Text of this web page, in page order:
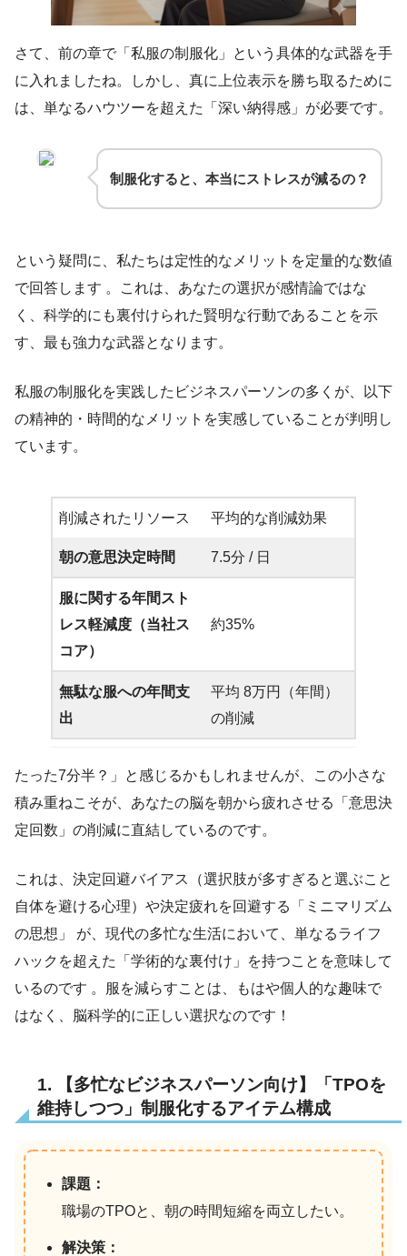
さて、前の章で「私服の制服化」という具体的な武器を手
に入れましたね。しかし、真に上位表示を勝ち取るために
は、単なるハウツーを超えた「深い納得感」が必要です。
制服化すると、本当にストレスが減るの？
という疑問に、私たちは定性的なメリットを定量的な数値
で回答します 。これは、あなたの選択が感情論ではな
く、科学的にも裏付けられた賢明な行動であることを示
す、最も強力な武器となります。
私服の制服化を実践したビジネスパーソンの多くが、以下
の精神的・時間的なメリットを実感していることが判明し
ています。
削減されたリソース 平均的な削減効果
朝の意思決定時間 7.5分 / 日
服に関する年間スト
レス軽減度（当社ス
コア）
約35%
無駄な服への年間支
出
平均 8万円（年間）
の削減
たった7分半？」と感じるかもしれませんが、この小さな
積み重ねこそが、あなたの脳を朝から疲れさせる「意思決
定回数」の削減に直結しているのです。
これは、決定回避バイアス（選択肢が多すぎると選ぶこと
自体を避ける心理）や決定疲れを回避する「ミニマリズム
の思想」 が、現代の多忙な生活において、単なるライフ
ハックを超えた「学術的な裏付け」を持つことを意味して
いるのです 。服を減らすことは、もはや個人的な趣味で
はなく、脳科学的に正しい選択なのです！
1. 【多忙なビジネスパーソン向け】「TPOを
維持しつつ」制服化するアイテム構成
課題：
職場のTPOと、朝の時間短縮を両立したい。
解決策：